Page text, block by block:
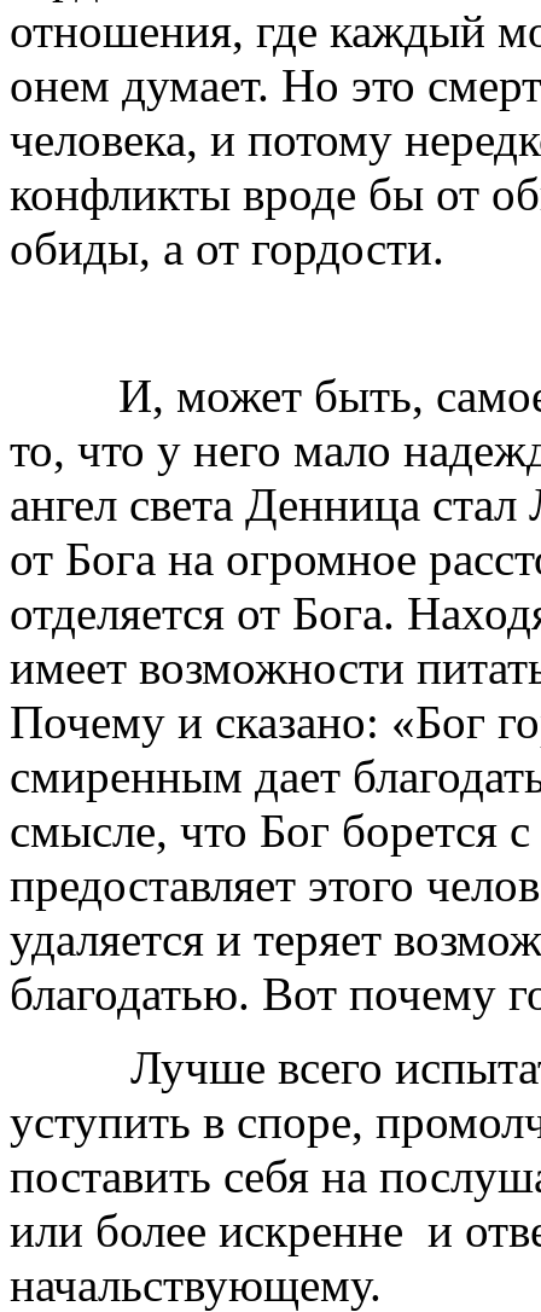
отношения, где каждый
онем думает. Но это
человека, и потому
конфликты вроде бы от
обиды, а от гордости.
И, может быть, самое
то, что у него мало
ангел света Денница
от Бога на огромное
отделяется от Бога.
имеет возможности
Почему и сказано: «Бог
смиренным дает
смысле, что Бог борется
предоставляет этого
удаляется и теряет
благодатью. Вот почему
Лучше всего
уступить в споре,
поставить себя на
или более искренне и
начальствующему.